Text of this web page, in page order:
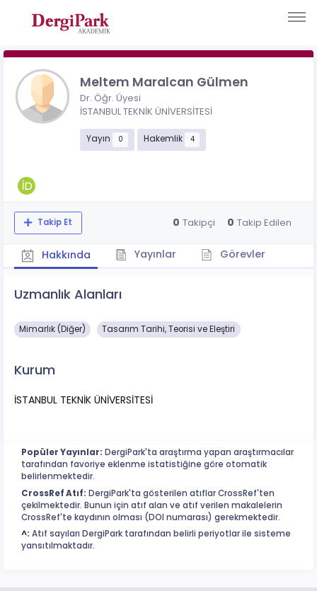
Meltem Maralcan Gülmen
Dr. Öğr. Üyesi
İSTANBUL TEKNİK ÜNİVERSİTESİ
Yayın 0 Hakemlik 4
Takip Et 0 Takipçi 0 Takip Edilen
Hakkında Yayınlar Görevler
Uzmanlık Alanları
Mimarlık (Diğer) Tasarım Tarihi, Teorisi ve Eleştiri
Kurum
İSTANBUL TEKNİK ÜNİVERSİTESİ
Popüler Yayınlar: DergiPark'ta araştırma yapan araştırmacılar
tarafından favoriye eklenme istatistiğine göre otomatik
belirlenmektedir.
CrossRef Atıf: DergiPark'ta gösterilen atıflar CrossRef'ten
çekilmektedir. Bunun için atıf alan ve atıf verilen makalelerin
CrossRef'te kaydının olması (DOI numarası) gerekmektedir.
^: Atıf sayıları DergiPark tarafından belirli periyotlar ile sisteme
yansıtılmaktadır.